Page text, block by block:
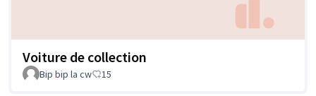
Voiture de collection
Bip bip la cw 15